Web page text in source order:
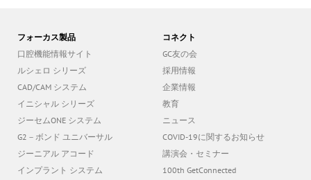
フォーカス製品
口腔機能情報サイト
ルシェロ シリーズ
CAD/CAM システム
イニシャル シリーズ
ジーセムONE システム
G2－ボンド ユニバーサル
ジーニアル アコード
インプラント システム
コネクト
GC友の会
採用情報
企業情報
教育
ニュース
COVID-19に関するお知らせ
講演会・セミナー
100th GetConnected